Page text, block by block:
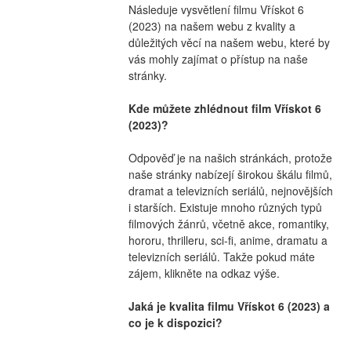
Následuje vysvětlení filmu Vřískot 6
(2023) na našem webu z kvality a
důležitých věcí na našem webu, které by
vás mohly zajímat o přístup na naše
stránky.
Kde můžete zhlédnout film Vřískot 6
(2023)?
Odpověď je na našich stránkách, protože
naše stránky nabízejí širokou škálu filmů,
dramat a televizních seriálů, nejnovějších
i starších. Existuje mnoho různých typů
filmových žánrů, včetně akce, romantiky,
hororu, thrilleru, sci-fi, anime, dramatu a
televizních seriálů. Takže pokud máte
zájem, klikněte na odkaz výše.
Jaká je kvalita filmu Vřískot 6 (2023) a
co je k dispozici?